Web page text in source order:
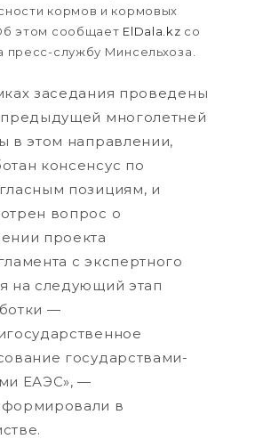
кормов и кормовых
этом сообщает ElDala.kz со
пресс-службу Минсельхоза.
заседания проведены
предыдущей многолетней
в этом направлении,
консенсус по
позициям, и
вопрос о
проекта
с экспертного
на следующий этап
—
государствами-
ЕАЭС», —
в